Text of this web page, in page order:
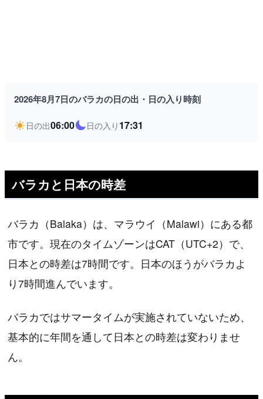
2026年8月7日のバラカの日の出・日の入り時刻
日の出06:00 日の入り 17:31
バラカと日本の時差
バラカ（Balaka）は、マラウイ（Malawi）にある都
市です。現在のタイムゾーンはCAT（UTC+2）で、
日本との時差は7時間です。日本のほうがバラカよ
り7時間進んでいます。
バラカではサマータイムが実施されていないため、
基本的に年間を通して日本との時差は変わりませ
ん。